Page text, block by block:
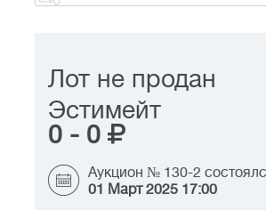
Лот не продан
Эстимейт
0 - 0
Аукцион № 130-2
01 Март 2025 17:00